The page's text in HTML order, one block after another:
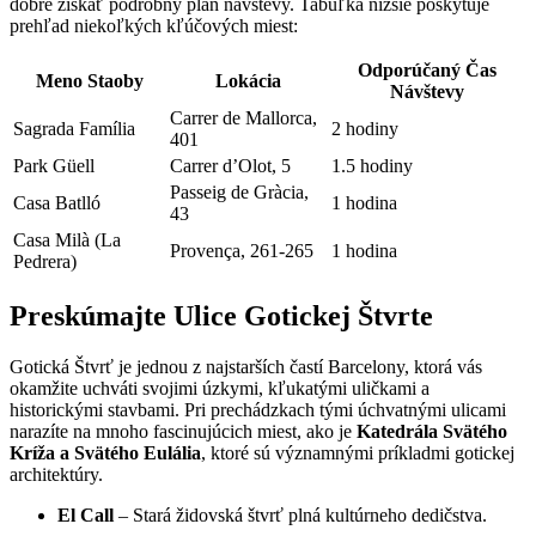
dobré získať podrobný plán návštevy. Tabuľka nižšie poskytuje
prehľad niekoľkých kľúčových miest:
Meno Staoby Lokácia
Odporúčaný Čas
Návštevy
Sagrada Família
Carrer de Mallorca,
401
2 hodiny
Park Güell
Carrer d’Olot, 5
1.5 hodiny
Casa Batlló
Passeig de Gràcia,
43
1 hodina
Casa Milà (La
Pedrera)
Provença, 261-265 1 hodina
Preskúmajte Ulice Gotickej Štvrte
Gotická Štvrť je jednou z najstarších častí Barcelony, ktorá vás
okamžite uchváti svojimi úzkymi, kľukatými uličkami a
historickými stavbami. Pri prechádzkach tými úchvatnými ulicami
narazíte na mnoho fascinujúcich miest, ako je Katedrála Svätého
Kríža a Svätého Eulália, ktoré sú významnými príkladmi gotickej
architektúry.
El Call – Stará židovská štvrť plná kultúrneho dedičstva.